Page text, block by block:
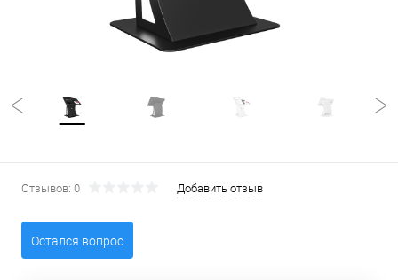
Отзывов: 0 Добавить отзыв
Остался вопрос